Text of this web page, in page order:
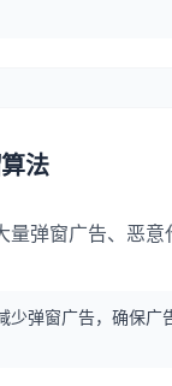
法
量弹窗广告、恶
少弹窗广告，确保广